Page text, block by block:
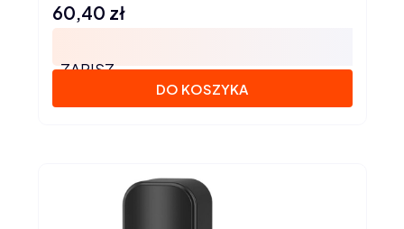
Cena
60,40 zł
ZAPISZ
DO KOSZYKA